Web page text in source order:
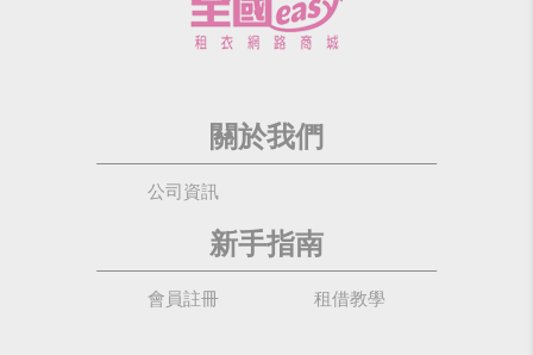
關於我們
公司資訊
新手指南
會員註冊 租借教學